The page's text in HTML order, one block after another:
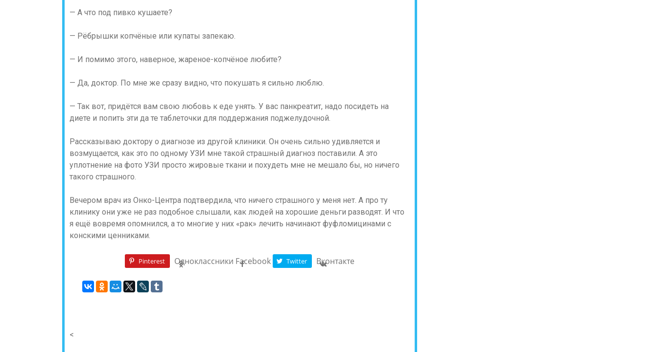
— А что под пивко кушаете?
— Рёбрышки копчёные или купаты запекаю.
— И помимо этого, наверное, жареное-копчёное любите?
— Да, доктор. По мне же сразу видно, что покушать я сильно люблю.
— Так вот, придётся вам свою любовь к еде унять. У вас панкреатит, надо посидеть на
диете и попить эти да те таблеточки для поддержания поджелудочной.
Рассказываю доктору о диагнозе из другой клиники. Он очень сильно удивляется и
возмущается, как это по одному УЗИ мне такой страшный диагноз поставили. А это
уплотнение на фото УЗИ просто жировые ткани и похудеть мне не мешало бы, но ничего
такого страшного.
Вечером врач из Онко-Центра подтвердила, что ничего страшного у меня нет. А про ту
клинику они уже не раз подобное слышали, как людей на хорошие деньги разводят. И что
я ещё вовремя опомнился, а то многие у них «рак» лечить начинают фуфломицинами с
конскими ценниками.
Pinterest Одноклассники Facebook Twitter Вконтакте
<